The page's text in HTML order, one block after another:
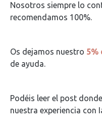
Nosotros siempre lo
recomendamos 100%.
Os dejamos nuestro 5%
de ayuda.
Podéis leer el post
nuestra experiencia con